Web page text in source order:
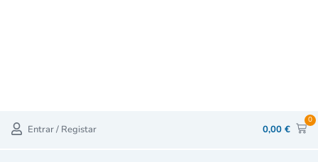
Entrar / Registar 0,00 €
0